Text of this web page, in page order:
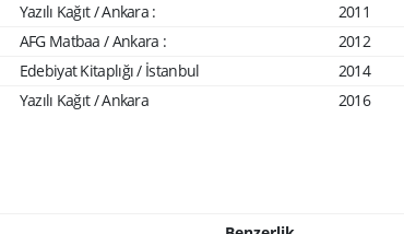
Yazılı Kağıt / Ankara : 2011
AFG Matbaa / Ankara : 2012
Edebiyat Kitaplığı / İstanbul 2014
Yazılı Kağıt / Ankara 2016